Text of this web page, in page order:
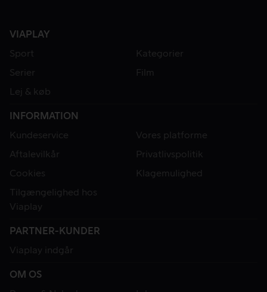
VIAPLAY
Sport
Kategorier
Serier
Film
Lej & køb
INFORMATION
Kundeservice
Vores platforme
Aftalevilkår
Privatlivspolitik
Cookies
Klagemulighed
Tilgængelighed hos
Viaplay
PARTNER-KUNDER
Viaplay indgår
OM OS